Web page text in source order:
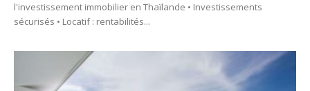
l'investissement immobilier en Thaïlande • Investissements
sécurisés • Locatif : rentabilités...